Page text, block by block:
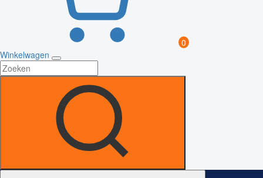
0
Winkelwagen